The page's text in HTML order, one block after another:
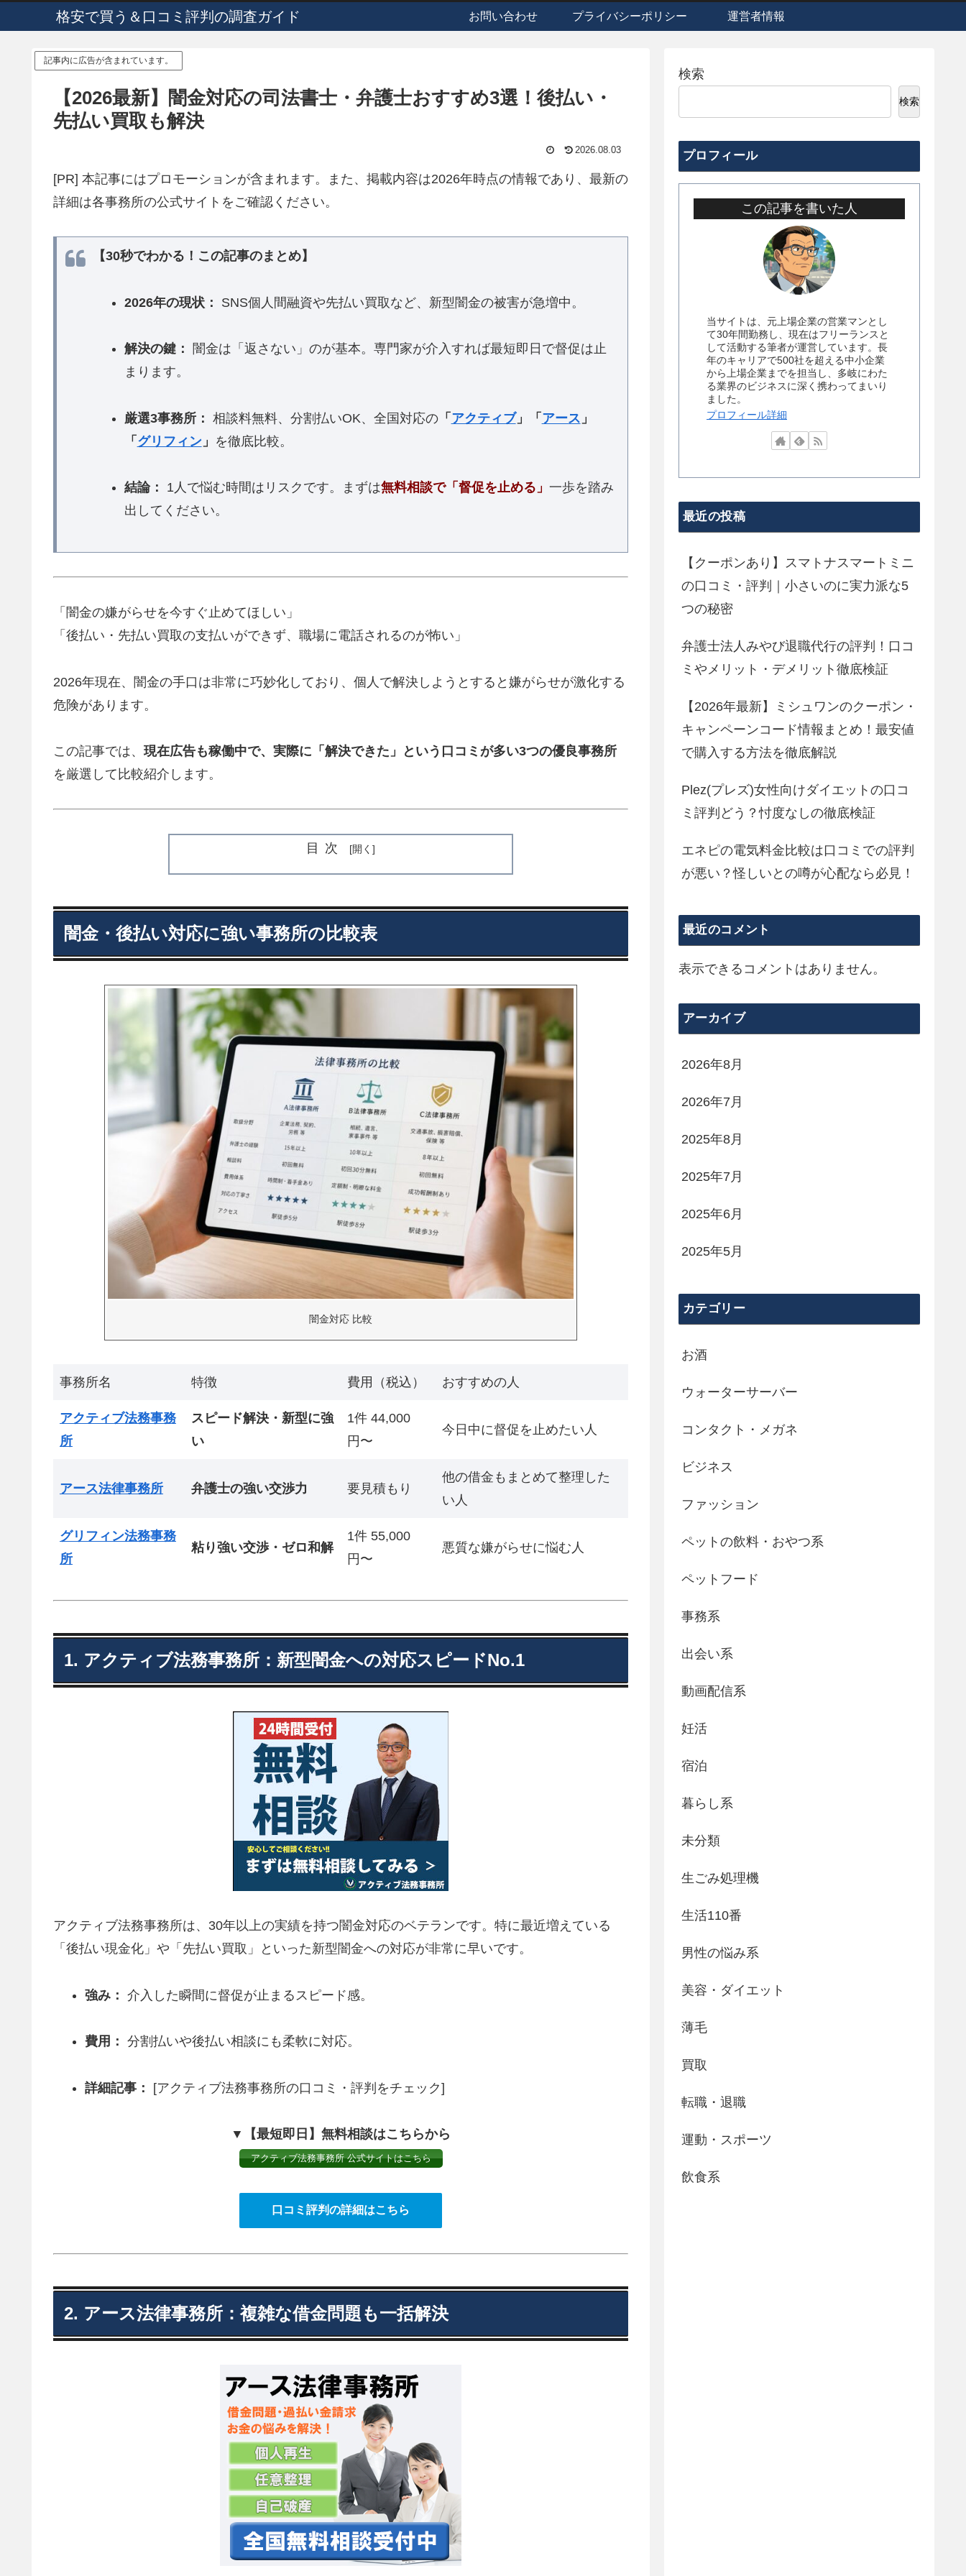
格安で買う＆口コミ評判の調査ガイド お問い合わせ プライバシーポリシー 運営者情報
記事内に広告が含まれています。
【2026最新】闇金対応の司法書士・弁護士おすすめ3選！後払い・
先払い買取も解決
2026.08.03
[PR] 本記事にはプロモーションが含まれます。また、掲載内容は2026年時点の情報であり、最新の
詳細は各事務所の公式サイトをご確認ください。
【30秒でわかる！この記事のまとめ】
2026年の現状： SNS個人間融資や先払い買取など、新型闇金の被害が急増中。
解決の鍵：
闇金は「返さない」のが基本。専門家が介入すれば最短即日で督促は止
まります。
厳選3事務所： 相談料無料、分割払いOK、全国対応の「 アクティブ」「 アース 」
「 グリフィン」 を徹底比較。
結論： 1人で悩む時間はリスクです。まずは無料相談で「督促を止める」 一歩を踏み
出してください。
「闇金の嫌がらせを今すぐ止めてほしい」
「後払い・先払い買取の支払いができず、職場に電話されるのが怖い」
2026年現在、闇金の手口は非常に巧妙化しており、個人で解決しようとすると嫌がらせが激化する
危険があります。
この記事では、 現在広告も稼働中で、実際に「解決できた」という口コミが多い3つの優良事務所
を厳選して比較紹介します。
目次
闇金・後払い対応に強い事務所の比較表
闇金対応 比較
事務所名 特徴 費用（税込） おすすめの人
アクティブ法務事務
所
スピード解決・新型に強
い
1件 44,000
円〜
今日中に督促を止めたい人
アース法律事務所 弁護士の強い交渉力 要見積もり
他の借金もまとめて整理した
い人
グリフィン法務事務
所
粘り強い交渉・ゼロ和解
1件 55,000
円〜
悪質な嫌がらせに悩む人
1. アクティブ法務事務所：新型闇金への対応スピードNo.1
アクティブ法務事務所は、30年以上の実績を持つ闇金対応のベテランです。特に最近増えている
「後払い現金化」や「先払い買取」といった新型闇金への対応が非常に早いです。
強み： 介入した瞬間に督促が止まるスピード感。
費用： 分割払いや後払い相談にも柔軟に対応。
詳細記事： [アクティブ法務事務所の口コミ・評判をチェック]
▼【最短即日】無料相談はこちらから
アクティブ法務事務所 公式サイトはこちら
口コミ評判の詳細はこちら
2. アース法律事務所：複雑な借金問題も一括解決
検索
検索
プロフィール
この記事を書いた人
当サイトは、元上場企業の営業マンとし
て30年間勤務し、現在はフリーランスと
して活動する筆者が運営しています。長
年のキャリアで500社を超える中小企業
から上場企業までを担当し、多岐にわた
る業界のビジネスに深く携わってまいり
ました。
プロフィール詳細
最近の投稿
【クーポンあり】スマトナスマートミニ
の口コミ・評判｜小さいのに実力派な5
つの秘密
弁護士法人みやび退職代行の評判！口コ
ミやメリット・デメリット徹底検証
【2026年最新】ミシュワンのクーポン・
キャンペーンコード情報まとめ！最安値
で購入する方法を徹底解説
Plez(プレズ)女性向けダイエットの口コ
ミ評判どう？忖度なしの徹底検証
エネピの電気料金比較は口コミでの評判
が悪い？怪しいとの噂が心配なら必見！
最近のコメント
表示できるコメントはありません。
アーカイブ
2026年8月
2026年7月
2025年8月
2025年7月
2025年6月
2025年5月
カテゴリー
お酒
ウォーターサーバー
コンタクト・メガネ
ビジネス
ファッション
ペットの飲料・おやつ系
ペットフード
事務系
出会い系
動画配信系
妊活
宿泊
暮らし系
未分類
生ごみ処理機
生活110番
男性の悩み系
美容・ダイエット
薄毛
買取
転職・退職
運動・スポーツ
飲食系